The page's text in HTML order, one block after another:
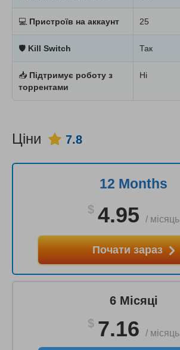
💻 Пристроїв на аккаунт 25
🛡 Kill Switch Так
📥 Підтримує роботу з
торрентами
Ні
Ціни 7.8
12 Months
$ 4.95 / місяць
Почати зараз
6 Місяці
$ 7.16 / місяць